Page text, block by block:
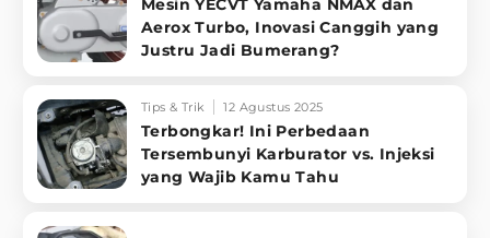
Mesin YECVT Yamaha NMAX dan
Aerox Turbo, Inovasi Canggih yang
Justru Jadi Bumerang?
Tips & Trik 12 Agustus 2025
Terbongkar! Ini Perbedaan
Tersembunyi Karburator vs. Injeksi
yang Wajib Kamu Tahu